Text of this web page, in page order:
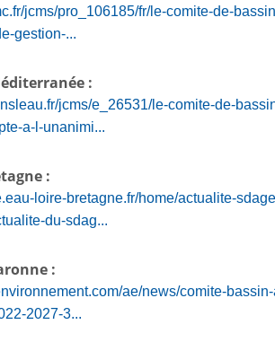
jcms/pro_106185/fr/le-comite-de-
gestion-...
:
jcms/e_26531/le-comite-de-
a-l-unanimi...
:
loire-bretagne.fr/home/actualite-
du-sdag...
:
ae/news/comite-
2027-3...